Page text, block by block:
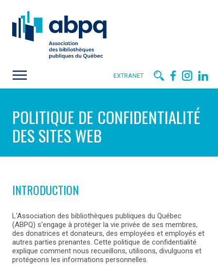
EXTRANET
POLITIQUE DE CONFIDENTIALITÉ
DES SITES WEB
INTRODUCTION
L'Association des bibliothèques publiques du Québec
(ABPQ) s'engage à protéger la vie privée de ses membres,
des donatrices et donateurs, des employées et employés et
autres parties prenantes. Cette politique de confidentialité
explique comment nous recueillons, utilisons, divulguons et
protégeons les informations personnelles.